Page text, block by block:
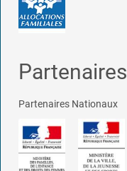
Partenaires
Partenaires Nationaux